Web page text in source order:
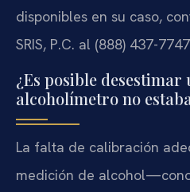
disponibles en su caso,
SRIS, P.C. al (888) 437-
¿Es posible desestimar
alcoholímetro no
La falta de calibración
medición de